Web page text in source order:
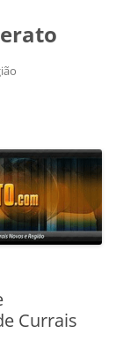
Currais